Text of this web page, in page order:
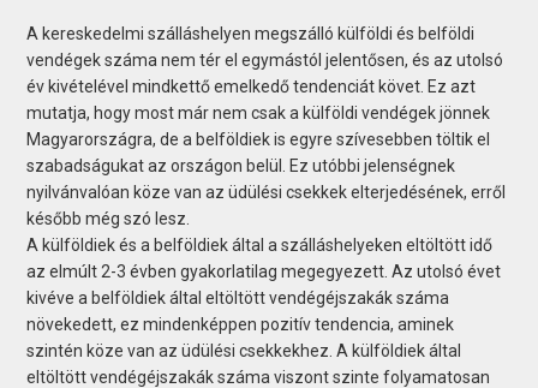
A kereskedelmi szálláshelyen megszálló külföldi és belföldi
vendégek száma nem tér el egymástól jelentősen, és az utolsó
év kivételével mindkettő emelkedő tendenciát követ. Ez azt
mutatja, hogy most már nem csak a külföldi vendégek jönnek
Magyarországra, de a belföldiek is egyre szívesebben töltik el
szabadságukat az országon belül. Ez utóbbi jelenségnek
nyilvánvalóan köze van az üdülési csekkek elterjedésének, erről
később még szó lesz.
A külföldiek és a belföldiek által a szálláshelyeken eltöltött idő
az elmúlt 2-3 évben gyakorlatilag megegyezett. Az utolsó évet
kivéve a belföldiek által eltöltött vendégéjszakák száma
növekedett, ez mindenképpen pozitív tendencia, aminek
szintén köze van az üdülési csekkekhez. A külföldiek által
eltöltött vendégéjszakák száma viszont szinte folyamatosan